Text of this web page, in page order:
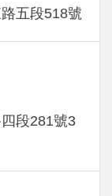
五段518號
段281號3